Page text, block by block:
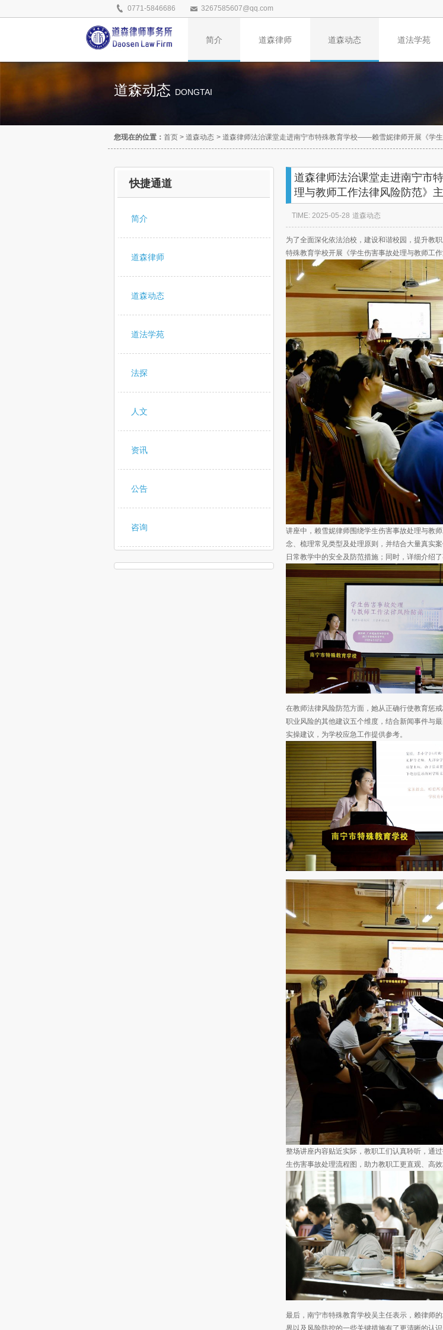
0771-5846686 3267585607@qq.com
简介 道森律师 道森动态 道法学苑
道森动态 DONGTAI
您现在的位置： 首页 > 道森动态 > 道森律师法治课堂走进南宁市特殊教育学校——赖雪妮律师开展《学
快捷通道
简介
道森律师
道森动态
道法学苑
法探
人文
资讯
公告
咨询
道森律师法治课堂走进南宁市
理与教师工作法律风险防范》
TIME: 2025-05-28 道森动态
为了全面深化依法治校，建设和谐校园，提升教
特殊教育学校开展《学生伤害事故处理与教师工
讲座中，赖雪妮律师围绕学生伤害事故处理与教
念、梳理常见类型及处理原则，并结合大量真实
日常教学中的安全及防范措施；同时，详细介绍
在教师法律风险防范方面，她从正确行使教育惩
职业风险的其他建议五个维度，结合新闻事件与
实操建议，为学校应急工作提供参考。
整场讲座内容贴近实际，教职工们认真聆听，通
生伤害事故处理流程图，助力教职工更直观、高
最后，南宁市特殊教育学校吴主任表示，赖律师